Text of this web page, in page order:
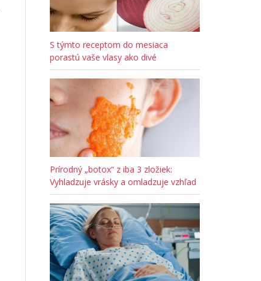
S týmto receptom do mesiaca
porastú vaše vlasy ako divé
Prírodný „botox“ z iba 3 zložiek:
Vyhladzuje vrásky a omladzuje vzhľad